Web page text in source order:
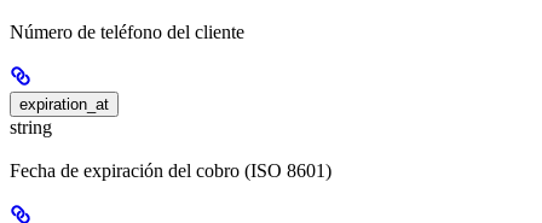
Número de teléfono del cliente
expiration_at
string
Fecha de expiración del cobro (ISO 8601)